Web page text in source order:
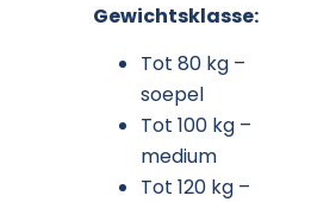
Gewichtsklasse:
Tot 80 kg –
soepel
Tot 100 kg –
medium
Tot 120 kg –